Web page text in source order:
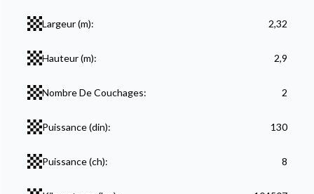
Largeur (m): 2,32
Hauteur (m): 2,9
Nombre De Couchages: 2
Puissance (din): 130
Puissance (ch): 8